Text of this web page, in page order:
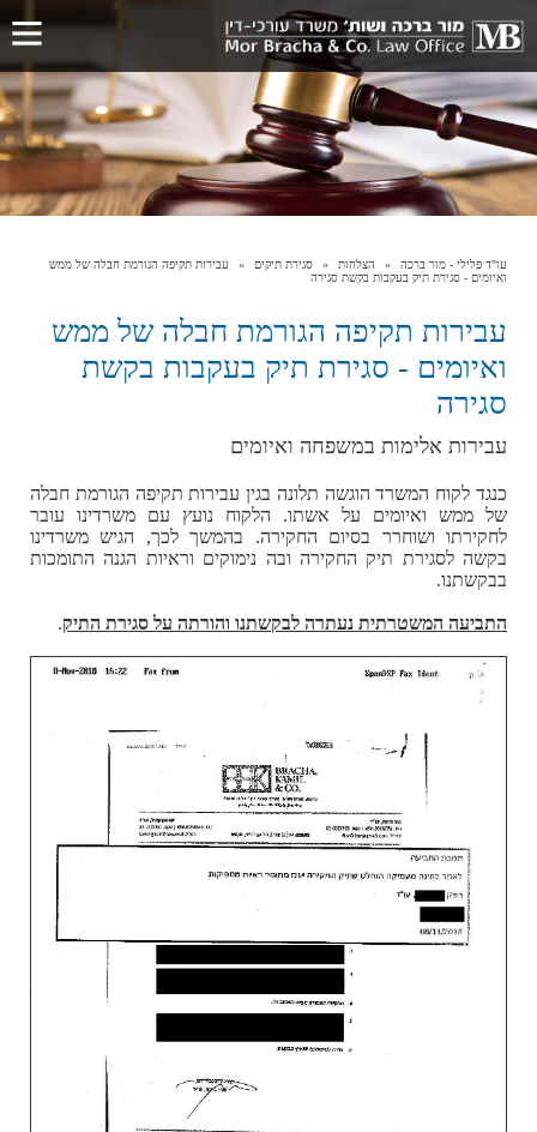
עו"ד פלילי - מור ברכה הצלחות סגירת תיקים
עבירות תקיפה הגורמת חבלה של ממש
ואיומים - סגירת תיק בעקבות בקשת סגירה
עבירות תקיפה הגורמת חבלה של ממש
ואיומים - סגירת תיק בעקבות בקשת
סגירה
עבירות אלימות במשפחה ואיומים
כנגד לקוח המשרד הוגשה תלונה בגין עבירות תקיפה הגורמת חבלה
של ממש ואיומים על אשתו. הלקוח נועץ עם משרדינו עובר
לחקירתו ושוחרר בסיום החקירה. בהמשך לכך, הגיש משרדינו
בקשה לסגירת תיק החקירה ובה נימוקים וראיות הגנה התומכות
בבקשתנו.
התביעה המשטרתית נעתרה לבקשתנו והורתה על סגירת התיק.